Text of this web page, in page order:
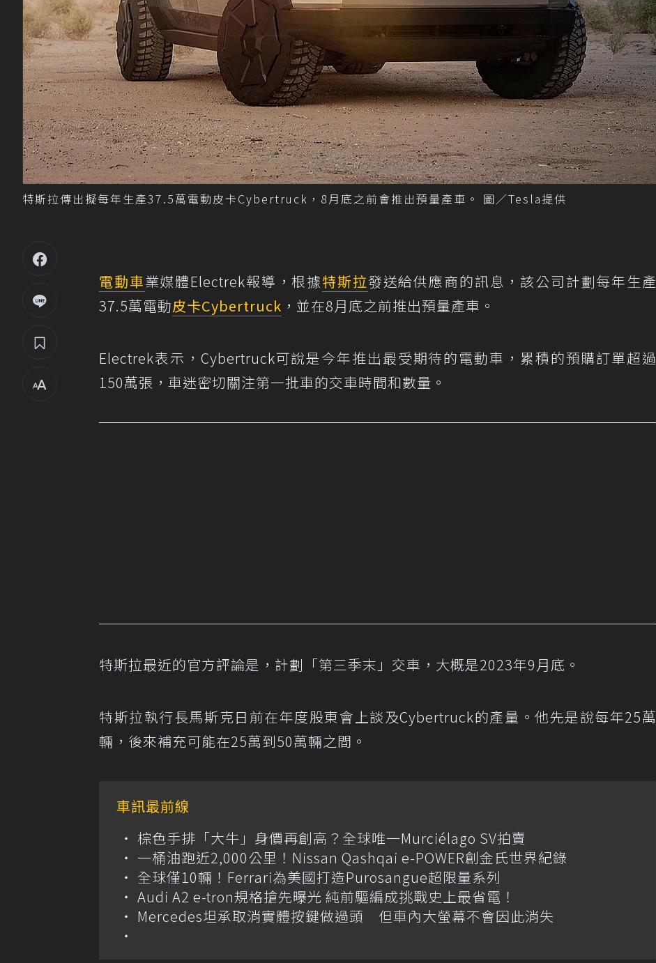
特斯拉傳出擬每年生產37.5萬電動皮卡Cybertruck，8月底之前會推出預量產車。 圖／Tesla提供
電動車業媒體Electrek報導，根據特斯拉發送給供應商的訊息，該公司計劃每年生產
37.5萬電動皮卡Cybertruck ，並在8月底之前推出預量產車。
Electrek表示，Cybertruck可說是今年推出最受期待的電動車，累積的預購訂單超過
150萬張，車迷密切關注第一批車的交車時間和數量。
特斯拉最近的官方評論是，計劃「第三季末」交車，大概是2023年9月底。
特斯拉執行長馬斯克日前在年度股東會上談及Cybertruck的產量。他先是說每年25萬
輛，後來補充可能在25萬到50萬輛之間。
車訊最前線
棕色手排「大牛」身價再創高？全球唯一Murciélago SV拍賣
一桶油跑近2,000公里！Nissan Qashqai e-POWER創金氏世界紀錄
全球僅10輛！Ferrari為美國打造Purosangue超限量系列
Audi A2 e-tron規格搶先曝光 純前驅編成挑戰史上最省電！
Mercedes坦承取消實體按鍵做過頭 但車內大螢幕不會因此消失